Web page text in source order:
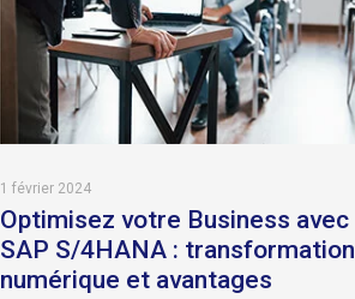
1 février 2024
Optimisez votre Business avec
SAP S/4HANA : transformation
numérique et avantages